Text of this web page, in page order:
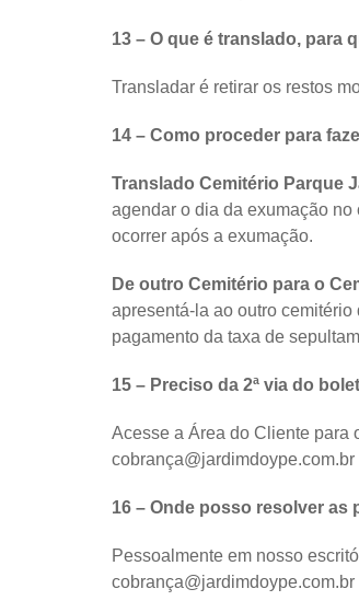
13 – O que é translado, para
Transladar é retirar os restos
14 – Como proceder para
Translado Cemitério Parque
agendar o dia da exumação
ocorrer após a exumação.
De outro Cemitério para o
apresentá-la ao outro
pagamento da taxa de
15 – Preciso da 2ª via do
Acesse a Área do Cliente para
cobrança@jardimdoype.com.br
16 – Onde posso resolver as
Pessoalmente em nosso
cobrança@jardimdoype.com.br